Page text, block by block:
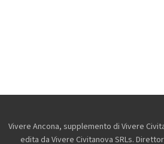
Vivere Ancona, supplemento di Vivere
edita da Vivere Civitanova SRLs.